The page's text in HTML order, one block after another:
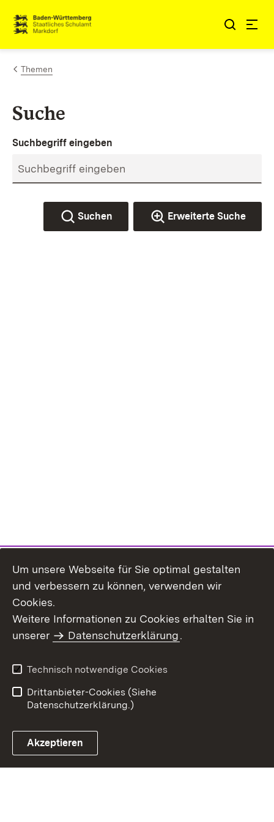
Zum Inhalt springen
Link zur Startseite
Themen
Suche
Suchbegriff eingeben
Suchen Erweiterte Suche
Benutzungshinweise
Erklärung zur
Um unsere Webseite für Sie optimal gestalten
und verbessern zu können, verwenden wir
Cookies.
Weitere Informationen zu Cookies erhalten Sie in
unserer
Datenschutzerklärung.
Technisch notwendige Cookies
Drittanbieter-Cookies (Siehe
Datenschutzerklärung.)
Akzeptieren